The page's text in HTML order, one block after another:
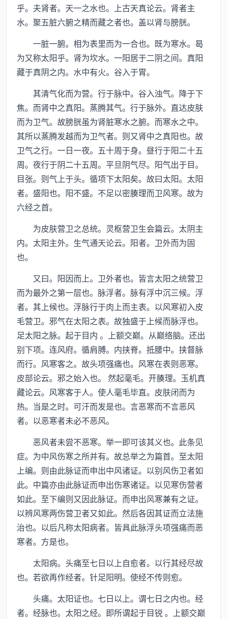
乎。夫肾者。天一之水也。上古天真论云。肾者主
水。聚五脏六腑之精而藏之者也。盖以肾与膀胱。
一脏一腑。相为表里而为一合也。既为寒水。曷
为又称太阳乎。肾为坎水。一阳居于二阴之间。真阳
藏于真阴之内。水中有火。谷入于胃。
其清气化而为营。行于脉中。谷入浊气。降于下
焦。而肾中之真阳。蒸腾其气。行于脉外。直达皮肤
而为卫气。故膀胱虽为肾脏寒水之腑。而寒水之中。
其所以蒸腾发越而为卫气者。则又肾中之真阳也。故
卫气之行。一日一夜。五十周于身。昼行于阳二十五
周。夜行于阴二十五周。平旦阴气尽。阳气出于目。
目张。则气上于头。循项下太阳矣。故曰太阳。太阳
者。盛阳也。阳不盛。不足以密腠理而卫风寒。故为
六经之首。
为皮肤营卫之总统。灵枢营卫生会篇云。太阴主
内。太阳主外。生气通天论云。阳者。卫外而为固
也。
又曰。阳因而上。卫外者也。皆言太阳之统营卫
而为最外之第一层也。脉浮者。脉有浮中沉三候。浮
者。其上候也。浮脉行于肉上而主表。以风寒初入皮
毛营卫。邪气在太阳之表。故独盛于上候而脉浮也。
足太阳之脉。起于目内 。上额交巅。从巅络脑。还出
别下项。连风府。循肩膊。内挟脊。抵腰中。挟督脉
而行。风寒客之。故头项强痛也。风寒在表则恶寒。
皮部论云。邪之始入也。 然起毫毛。开腠理。玉机真
藏论云。风寒客于人。使人毫毛毕直。皮肤闭而为
热。当是之时。可汗而发是也。言恶寒而不言恶风
者。以恶寒者未必不恶风。
恶风者未尝不恶寒。举一即可该其义也。此条见
症。为中风伤寒之所并有。故总举之为篇首。至太阳
上编。则由此脉证而申出中风诸证。以别风伤卫者如
此。中篇亦由此脉证而申出伤寒诸证。以见寒伤营者
如此。至下编则又因此脉证。而申出风寒兼有之证。
以辨风寒两伤营卫者又如此。然后各因其证而立法施
治也。以后凡称太阳病者。皆具此脉浮头项强痛而恶
寒者。方是也。
太阳病。头痛至七日以上自愈者。以行其经尽故
也。若欲再作经者。针足阳明。使经不传则愈。
头痛。太阳证也。七日以上。谓七日之内也。经
者。经脉也。太阳之经。即所谓起于目锐 。上额交巅